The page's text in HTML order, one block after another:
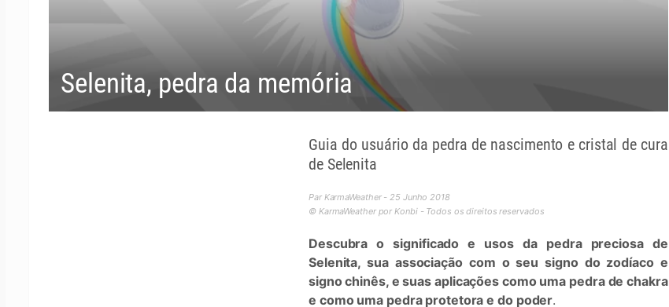
Selenita, pedra da memória
Guia do usuário da pedra de nascimento e cristal de cura
de Selenita
Par KarmaWeather - 25 Junho 2018
© KarmaWeather por Konbi - Todos os direitos reservados
Descubra o significado e usos da pedra preciosa de
Selenita, sua associação com o seu signo do zodíaco e
signo chinês, e suas aplicações como uma pedra de chakra
e como uma pedra protetora e do poder.